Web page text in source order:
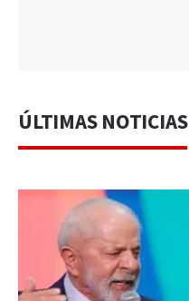
ÚLTIMAS NOTICIAS